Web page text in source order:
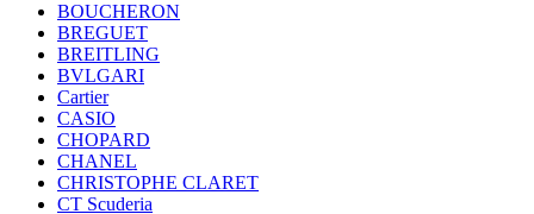
BOUCHERON
BREGUET
BREITLING
BVLGARI
Cartier
CASIO
CHOPARD
CHANEL
CHRISTOPHE CLARET
CT Scuderia